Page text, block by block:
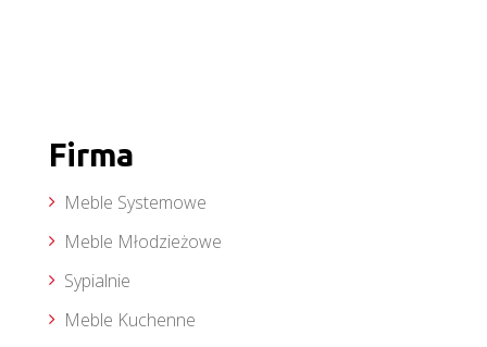
Firma
Meble Systemowe
Meble Młodzieżowe
Sypialnie
Meble Kuchenne